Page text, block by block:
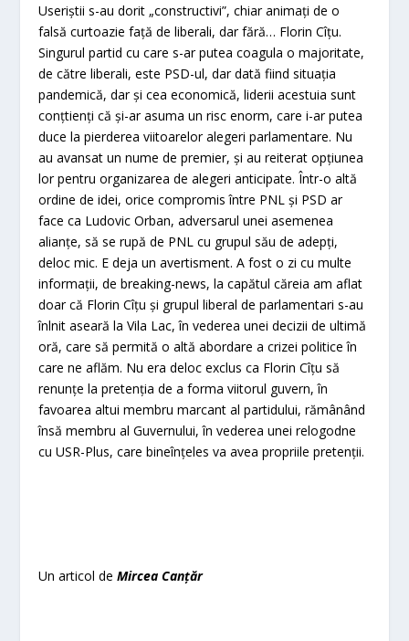
Useriştii s-au dorit „constructivi”, chiar animaţi de o
falsă curtoazie faţă de liberali, dar fără… Florin Cîţu.
Singurul partid cu care s-ar putea coagula o majoritate,
de către liberali, este PSD-ul, dar dată fiind situaţia
pandemică, dar şi cea economică, liderii acestuia sunt
conţtienţi că şi-ar asuma un risc enorm, care i-ar putea
duce la pierderea viitoarelor alegeri parlamentare. Nu
au avansat un nume de premier, şi au reiterat opţiunea
lor pentru organizarea de alegeri anticipate. Într-o altă
ordine de idei, orice compromis între PNL şi PSD ar
face ca Ludovic Orban, adversarul unei asemenea
alianţe, să se rupă de PNL cu grupul său de adepţi,
deloc mic. E deja un avertisment. A fost o zi cu multe
informaţii, de breaking-news, la capătul căreia am aflat
doar că Florin Cîţu şi grupul liberal de parlamentari s-au
înlnit aseară la Vila Lac, în vederea unei decizii de ultimă
oră, care să permită o altă abordare a crizei politice în
care ne aflăm. Nu era deloc exclus ca Florin Cîţu să
renunţe la pretenţia de a forma viitorul guvern, în
favoarea altui membru marcant al partidului, rămânând
însă membru al Guvernului, în vederea unei relogodne
cu USR-Plus, care bineînţeles va avea propriile pretenţii.
Un articol deMircea Canțăr